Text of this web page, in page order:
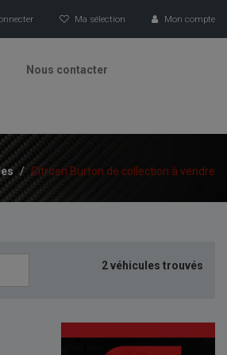
Ma sélection Mon compte
Nous contacter
/ Citroen Burton de collection à vendre
2 véhicules trouvés